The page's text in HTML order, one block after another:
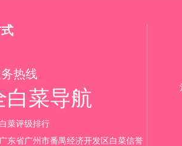
热线
白菜导航
菜评级排行‬
东省广州市番禺经济开发区白菜信誉